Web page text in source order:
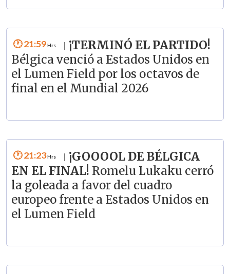
21:59
¡TERMINÓ EL PARTIDO!
Bélgica venció a Estados Unidos en
el Lumen Field por los octavos de
final en el Mundial 2026
21:23
¡GOOOOL DE BÉLGICA
EN EL FINAL! Romelu Lukaku cerró
la goleada a favor del cuadro
europeo frente a Estados Unidos en
el Lumen Field